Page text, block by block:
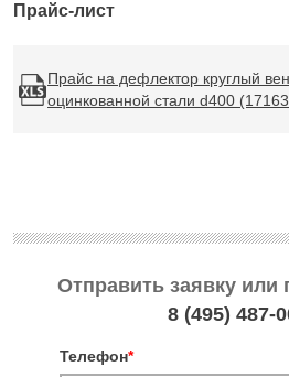
Прайс-лист
Прайс на дефлектор круглый
оцинкованной стали d400
Отправить заявку или
8 (495) 487-
Телефон*